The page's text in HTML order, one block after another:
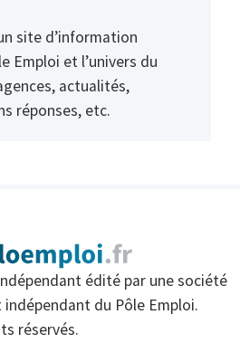
site d’information
Emploi et l’univers du
actualités,
réponses, etc.
édité par une société
du Pôle Emploi.
réservés.